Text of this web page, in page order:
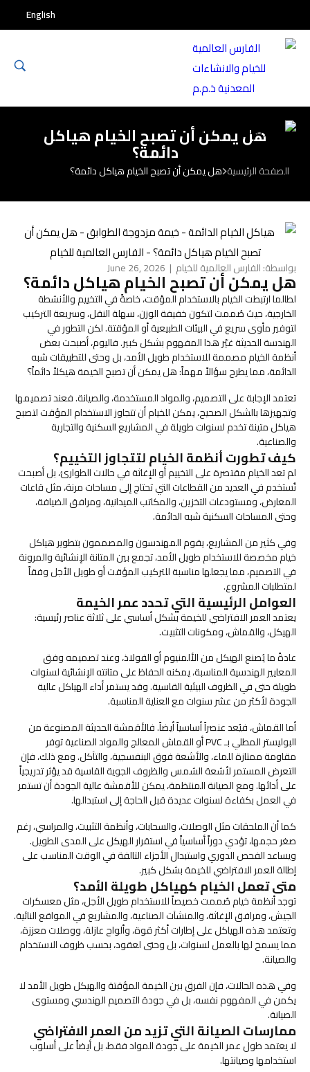
English
هل يمكن أن تصبح الخيام هياكل
دائمة؟
الصفحة الرئيسية هل يمكن أن تصبح الخيام هياكل دائمة؟
بواسطة: الفارس العالمية للخيام | June 26, 2026
هل يمكن أن تصبح الخيام هياكل دائمة؟
لطالما ارتبطت الخيام بالاستخدام المؤقت، خاصةً في التخييم والأنشطة
الخارجية، حيث صُممت لتكون خفيفة الوزن، سهلة النقل، وسريعة التركيب
لتوفير مأوى سريع في البيئات الطبيعية أو المؤقتة. لكن التطور في
الهندسة الحديثة غيّر هذا المفهوم بشكل كبير. فاليوم، أصبحت بعض
أنظمة الخيام مصممة للاستخدام طويل الأمد، بل وحتى للتطبيقات شبه
الدائمة، مما يطرح سؤالاً مهماً: هل يمكن أن تصبح الخيمة هيكلاً دائماً؟
تعتمد الإجابة على التصميم، والمواد المستخدمة، والصيانة. فعند تصميمها
وتجهيزها بالشكل الصحيح، يمكن للخيام أن تتجاوز الاستخدام المؤقت لتصبح
هياكل متينة تخدم لسنوات طويلة في المشاريع السكنية والتجارية
والصناعية.
كيف تطورت أنظمة الخيام لتتجاوز التخييم؟
لم تعد الخيام مقتصرة على التخييم أو الإغاثة في حالات الطوارئ، بل أصبحت
تُستخدم في العديد من القطاعات التي تحتاج إلى مساحات مرنة، مثل قاعات
المعارض، ومستودعات التخزين، والمكاتب الميدانية، ومرافق الضيافة،
وحتى المساحات السكنية شبه الدائمة.
وفي كثير من المشاريع، يقوم المهندسون والمصممون بتطوير هياكل
خيام مخصصة للاستخدام طويل الأمد، تجمع بين المتانة الإنشائية والمرونة
في التصميم، مما يجعلها مناسبة للتركيب المؤقت أو طويل الأجل وفقاً
لمتطلبات المشروع.
العوامل الرئيسية التي تحدد عمر الخيمة
يعتمد العمر الافتراضي للخيمة بشكل أساسي على ثلاثة عناصر رئيسية:
الهيكل، والقماش، ومكونات التثبيت.
عادةً ما يُصنع الهيكل من الألمنيوم أو الفولاذ، وعند تصميمه وفق
المعايير الهندسية المناسبة، يمكنه الحفاظ على متانته الإنشائية لسنوات
طويلة حتى في الظروف البيئية القاسية. وقد يستمر أداء الهياكل عالية
الجودة لأكثر من عشر سنوات مع العناية المناسبة.
أما القماش، فيُعد عنصراً أساسياً أيضاً. فالأقمشة الحديثة المصنوعة من
البوليستر المطلي بـ PVC أو القماش المعالج والمواد الصناعية توفر
مقاومة ممتازة للماء، والأشعة فوق البنفسجية، والتآكل. ومع ذلك، فإن
التعرض المستمر لأشعة الشمس والظروف الجوية القاسية قد يؤثر تدريجياً
على أدائها. ومع الصيانة المنتظمة، يمكن للأقمشة عالية الجودة أن تستمر
في العمل بكفاءة لسنوات عديدة قبل الحاجة إلى استبدالها.
كما أن الملحقات مثل الوصلات، والسحابات، وأنظمة التثبيت، والمراسي، رغم
صغر حجمها، تؤدي دوراً أساسياً في استقرار الهيكل على المدى الطويل.
ويساعد الفحص الدوري واستبدال الأجزاء التالفة في الوقت المناسب على
إطالة العمر الافتراضي للخيمة بشكل كبير.
متى تعمل الخيام كهياكل طويلة الأمد؟
توجد أنظمة خيام صُممت خصيصاً للاستخدام طويل الأجل، مثل معسكرات
الجيش، ومرافق الإغاثة، والمنشآت الصناعية، والمشاريع في المواقع النائية.
وتعتمد هذه الهياكل على إطارات أكثر قوة، وألواح عازلة، ووصلات معززة،
مما يسمح لها بالعمل لسنوات، بل وحتى لعقود، بحسب ظروف الاستخدام
والصيانة.
وفي هذه الحالات، فإن الفرق بين الخيمة المؤقتة والهيكل طويل الأمد لا
يكمن في المفهوم نفسه، بل في جودة التصميم الهندسي ومستوى
الصيانة.
ممارسات الصيانة التي تزيد من العمر الافتراضي
لا يعتمد طول عمر الخيمة على جودة المواد فقط، بل أيضاً على أسلوب
استخدامها وصيانتها.